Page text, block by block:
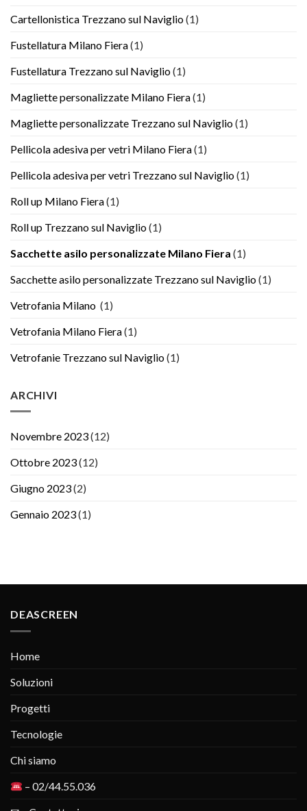
Cartellonistica Trezzano sul Naviglio(1)
Fustellatura Milano Fiera(1)
Fustellatura Trezzano sul Naviglio(1)
Magliette personalizzate Milano Fiera(1)
Magliette personalizzate Trezzano sul Naviglio(1)
Pellicola adesiva per vetri Milano Fiera(1)
Pellicola adesiva per vetri Trezzano sul Naviglio(1)
Roll up Milano Fiera(1)
Roll up Trezzano sul Naviglio(1)
Sacchette asilo personalizzate Milano Fiera (1)
Sacchette asilo personalizzate Trezzano sul Naviglio(1)
Vetrofania Milano (1)
Vetrofania Milano Fiera(1)
Vetrofanie Trezzano sul Naviglio(1)
ARCHIVI
Novembre 2023(12)
Ottobre 2023(12)
Giugno 2023(2)
Gennaio 2023(1)
DEASCREEN
Home
Soluzioni
Progetti
Tecnologie
Chi siamo
– 02/44.55.036